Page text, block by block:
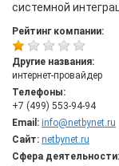
системной
Рейтинг компании:
Другие названия:
интернет-провайдер
Телефоны:
+7 (499) 553-94-94
Email: info@netbynet.ru
Сайт: netbynet.ru
Сфера деятельности: